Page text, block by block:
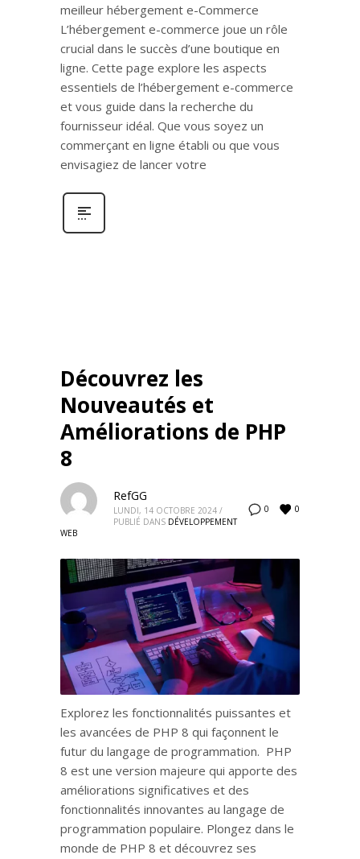
meilleur hébergement e-Commerce
L’hébergement e-commerce joue un rôle
crucial dans le succès d’une boutique en
ligne. Cette page explore les aspects
essentiels de l’hébergement e-commerce
et vous guide dans la recherche du
fournisseur idéal. Que vous soyez un
commerçant en ligne établi ou que vous
envisagiez de lancer votre
Découvrez les
Nouveautés et
Améliorations de PHP
8
0 0
RefGG
LUNDI, 14 OCTOBRE 2024 /
PUBLIÉ DANS DÉVELOPPEMENT
WEB
Explorez les fonctionnalités puissantes et
les avancées de PHP 8 qui façonnent le
futur du langage de programmation. PHP
8 est une version majeure qui apporte des
améliorations significatives et des
fonctionnalités innovantes au langage de
programmation populaire. Plongez dans le
monde de PHP 8 et découvrez ses